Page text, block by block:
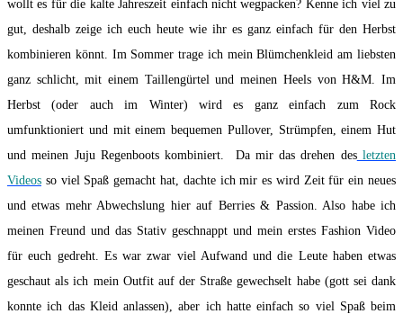
wollt es für die kalte Jahreszeit einfach nicht wegpacken? Kenne ich viel zu
gut, deshalb zeige ich euch heute wie ihr es ganz einfach für den Herbst
kombinieren könnt. Im Sommer trage ich mein Blümchenkleid am liebsten
ganz schlicht, mit einem Taillengürtel und meinen Heels von H&M. Im
Herbst (oder auch im Winter) wird es ganz einfach zum Rock
umfunktioniert und mit einem bequemen Pullover, Strümpfen, einem Hut
und meinen Juju Regenboots kombiniert. Da mir das drehen desletzten
Videos so viel Spaß gemacht hat, dachte ich mir es wird Zeit für ein neues
und etwas mehr Abwechslung hier auf Berries & Passion. Also habe ich
meinen Freund und das Stativ geschnappt und mein erstes Fashion Video
für euch gedreht. Es war zwar viel Aufwand und die Leute haben etwas
geschaut als ich mein Outfit auf der Straße gewechselt habe (gott sei dank
konnte ich das Kleid anlassen), aber ich hatte einfach so viel Spaß beim